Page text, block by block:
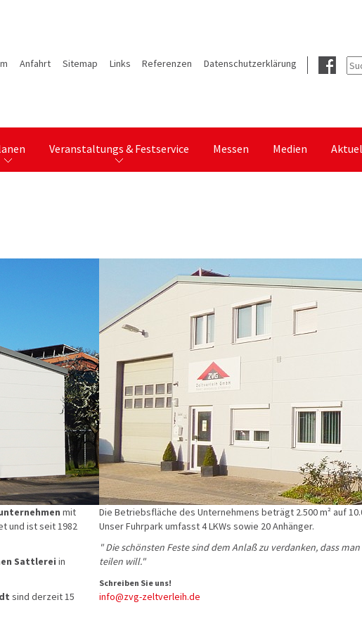
Anfahrt Sitemap Links Referenzen Datenschutzerklärung
Veranstaltungs & Festservice Messen Medien
mit
und ist seit 1982
Sattlerei in
sind derzeit 15
Die Betriebsfläche des Unternehmens beträgt 2.500 m² auf
Unser Fuhrpark umfasst 4 LKWs sowie 20 Anhänger.
" Die schönsten Feste sind dem Anlaß zu verdanken, dass
teilen will."
Schreiben Sie uns!
info@zvg-zeltverleih.de